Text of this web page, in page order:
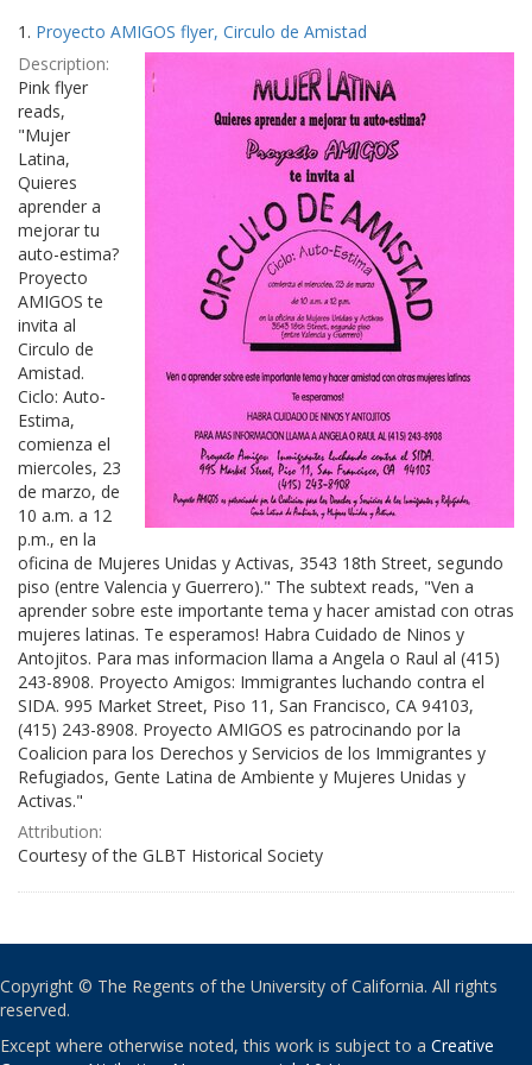
display
per
Search
Results
1. Proyecto AMIGOS flyer, Circulo de Amistad
Description:
Pink flyer
reads,
"Mujer
Latina,
Quieres
aprender a
mejorar tu
auto-estima?
Proyecto
AMIGOS te
invita al
Circulo de
Amistad.
Ciclo: Auto-
Estima,
comienza el
miercoles, 23
de marzo, de
10 a.m. a 12
p.m., en la
oficina de Mujeres Unidas y Activas, 3543 18th Street, segundo
piso (entre Valencia y Guerrero)." The subtext reads, "Ven a
aprender sobre este importante tema y hacer amistad con otras
mujeres latinas. Te esperamos! Habra Cuidado de Ninos y
Antojitos. Para mas informacion llama a Angela o Raul al (415)
243-8908. Proyecto Amigos: Immigrantes luchando contra el
SIDA. 995 Market Street, Piso 11, San Francisco, CA 94103,
(415) 243-8908. Proyecto AMIGOS es patrocinando por la
Coalicion para los Derechos y Servicios de los Immigrantes y
Refugiados, Gente Latina de Ambiente y Mujeres Unidas y
Activas."
Attribution:
Courtesy of the GLBT Historical Society
Copyright © The Regents of the University of California. All rights
reserved.
Except where otherwise noted, this work is subject to a Creative